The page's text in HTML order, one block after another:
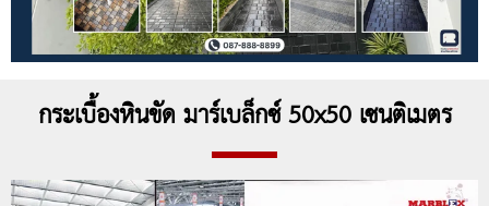
กระเบื้องหินขัด มาร์เบล็กซ์ 50x50 เซนติเมตร